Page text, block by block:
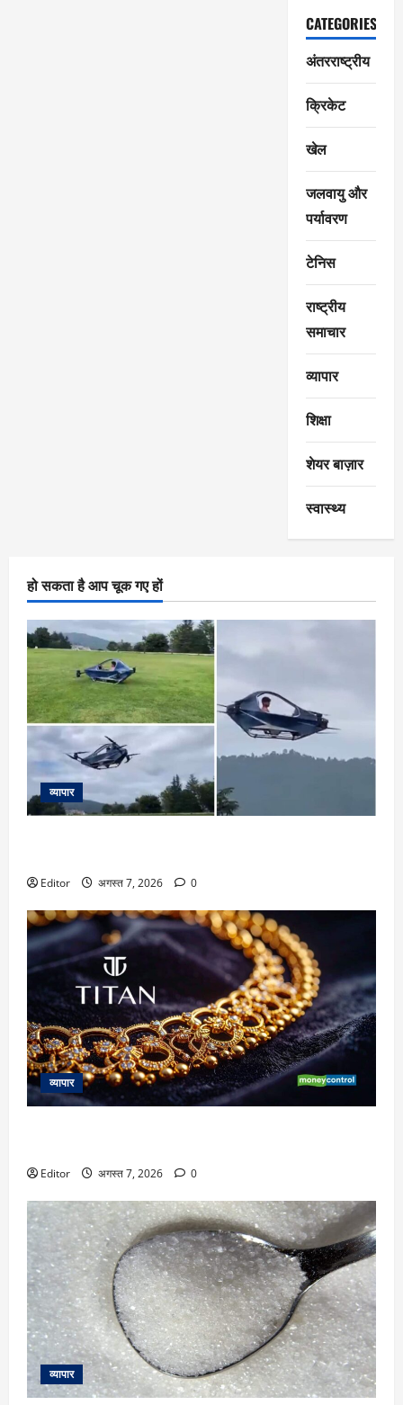
CATEGORIES
अंतरराष्ट्रीय
क्रिकेट
खेल
जलवायु और
पर्यावरण
टेनिस
राष्ट्रीय
समाचार
व्यापार
शिक्षा
शेयर बाज़ार
स्वास्थ्य
हो सकता है आप चूक गए हों
व्यापार
Editor अगस्त 7, 2026 0
व्यापार
Editor अगस्त 7, 2026 0
व्यापार